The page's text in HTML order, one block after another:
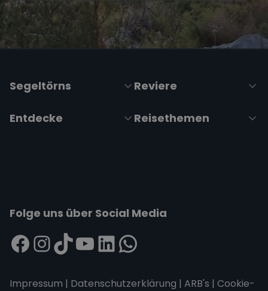
Segeltörns Reviere
Entdecke Reisethemen
Folge uns über Social Media
Impressum | Datenschutzerklärung | ARB's | Cookie-